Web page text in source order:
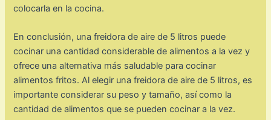
colocarla en la cocina.
En conclusión, una freidora de aire de 5 litros puede
cocinar una cantidad considerable de alimentos a la vez y
ofrece una alternativa más saludable para cocinar
alimentos fritos. Al elegir una freidora de aire de 5 litros, es
importante considerar su peso y tamaño, así como la
cantidad de alimentos que se pueden cocinar a la vez.